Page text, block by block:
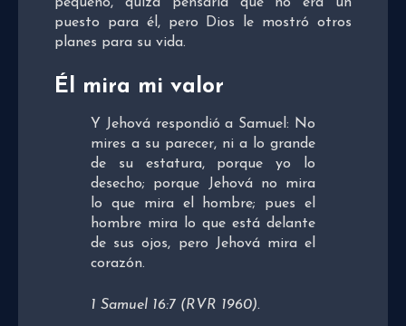
puesto para él, pero Dios le mostró otros
planes para su vida.
Él mira mi valor
Y Jehová respondió a Samuel: No
mires a su parecer, ni a lo grande
de su estatura, porque yo lo
desecho; porque Jehová no mira
lo que mira el hombre; pues el
hombre mira lo que está delante
de sus ojos, pero Jehová mira el
corazón.
1 Samuel 16:7 (RVR 1960).